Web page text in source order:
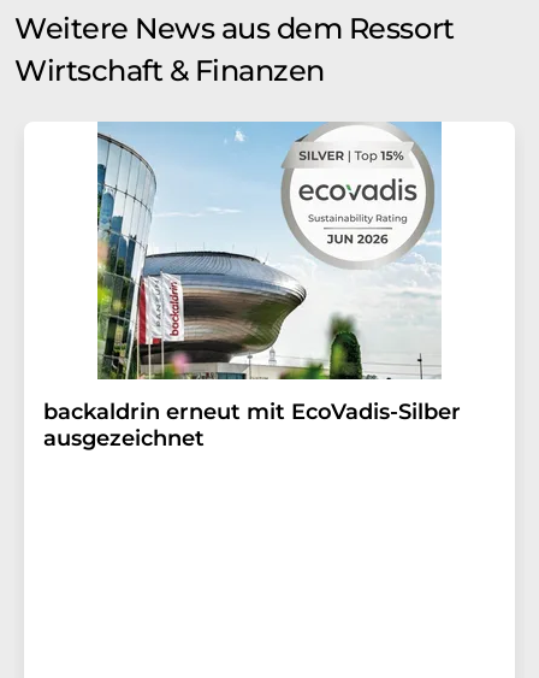
Weitere News aus dem Ressort
Wirtschaft & Finanzen
backaldrin erneut mit EcoVadis-Silber
ausgezeichnet